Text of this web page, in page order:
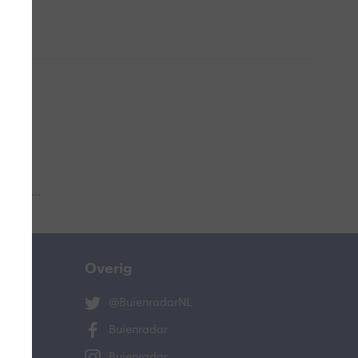
Overig
@BuienradarNL
Buienradar